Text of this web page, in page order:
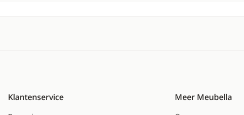
Klantenservice Meer Meubella